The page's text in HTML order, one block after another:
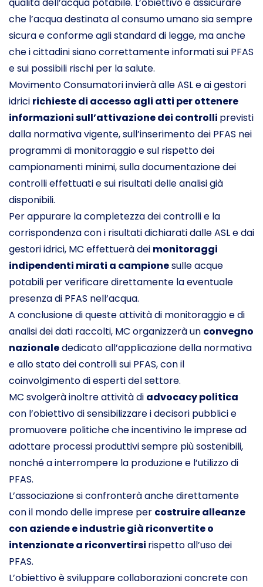
qualità dell’acqua potabile. L’obiettivo è assicurare
che l’acqua destinata al consumo umano sia sempre
sicura e conforme agli standard di legge, ma anche
che i cittadini siano correttamente informati sui PFAS
e sui possibili rischi per la salute.
Movimento Consumatori invierà alle ASL e ai gestori
idrici richieste di accesso agli atti per ottenere
informazioni sull’attivazione dei controlli previsti
dalla normativa vigente, sull’inserimento dei PFAS nei
programmi di monitoraggio e sul rispetto dei
campionamenti minimi, sulla documentazione dei
controlli effettuati e sui risultati delle analisi già
disponibili.
Per appurare la completezza dei controlli e la
corrispondenza con i risultati dichiarati dalle ASL e dai
gestori idrici, MC effettuerà dei monitoraggi
indipendenti mirati a campionesulle acque
potabili per verificare direttamente la eventuale
presenza di PFAS nell’acqua.
A conclusione di queste attività di monitoraggio e di
analisi dei dati raccolti, MC organizzerà un convegno
nazionalededicato all’applicazione della normativa
e allo stato dei controlli sui PFAS, con il
coinvolgimento di esperti del settore.
MC svolgerà inoltre attività di advocacy politica
con l’obiettivo di sensibilizzare i decisori pubblici e
promuovere politiche che incentivino le imprese ad
adottare processi produttivi sempre più sostenibili,
nonché a interrompere la produzione e l’utilizzo di
PFAS.
L’associazione si confronterà anche direttamente
con il mondo delle imprese per costruire alleanze
con aziende e industrie già riconvertite o
intenzionate a riconvertirsi rispetto all’uso dei
PFAS.
L’obiettivo è sviluppare collaborazioni concrete con